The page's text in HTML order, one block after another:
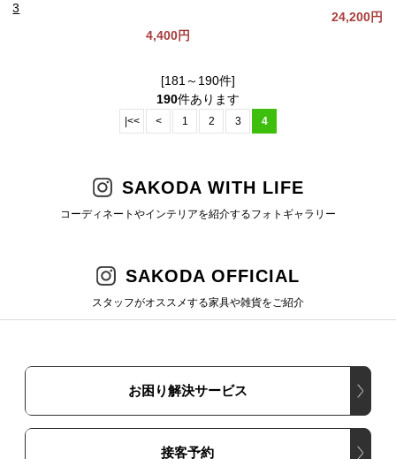
3
4,400円
24,200円
[181～190件]
190件あります
|<< < 1 2 3 4
SAKODA WITH LIFE
コーディネートやインテリアを紹介するフォトギャラリー
SAKODA OFFICIAL
スタッフがオススメする家具や雑貨をご紹介
お困り解決サービス
接客予約